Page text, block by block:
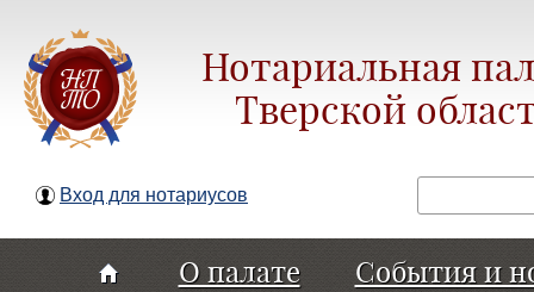
Нотариальная
Тверской
Вход для нотариусов
О палате
События и